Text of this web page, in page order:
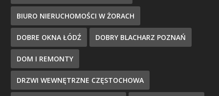
BIURO NIERUCHOMOŚCI W ŻORACH
DOBRE OKNA ŁÓDŹ DOBRY BLACHARZ POZNAŃ
DOM I REMONTY
DRZWI WEWNĘTRZNE CZĘSTOCHOWA